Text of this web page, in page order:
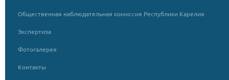
Общественная наблюдательная комиссия Республики Карелия
Экспертиза
Фотогалерея
Контакты